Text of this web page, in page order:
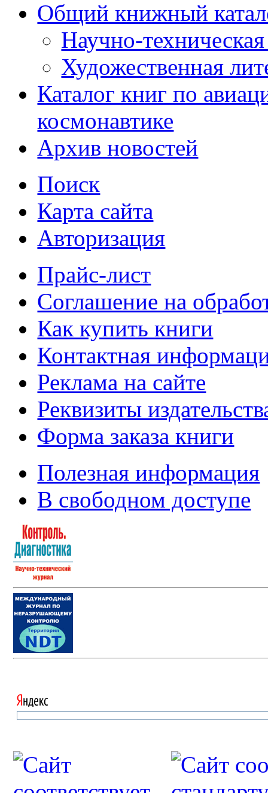
Общий книжный
Научно-
Художественная
Каталог книг по
космонавтике
Архив новостей
Поиск
Карта сайта
Авторизация
Прайс-лист
Соглашение на
Как купить книги
Контактная
Реклама на сайте
Реквизиты
Форма заказа книги
Полезная информация
В свободном доступе